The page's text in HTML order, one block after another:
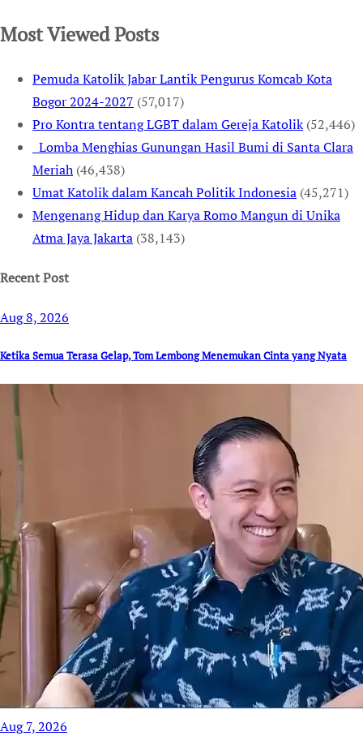
Most Viewed Posts
Pemuda Katolik Jabar Lantik Pengurus Komcab Kota
Bogor 2024-2027 (57,017)
Pro Kontra tentang LGBT dalam Gereja Katolik (52,446)
Lomba Menghias Gunungan Hasil Bumi di Santa Clara
Meriah (46,438)
Umat Katolik dalam Kancah Politik Indonesia (45,271)
Mengenang Hidup dan Karya Romo Mangun di Unika
Atma Jaya Jakarta (38,143)
Recent Post
Aug 8, 2026
Ketika Semua Terasa Gelap, Tom Lembong Menemukan Cinta yang Nyata
Aug 7, 2026